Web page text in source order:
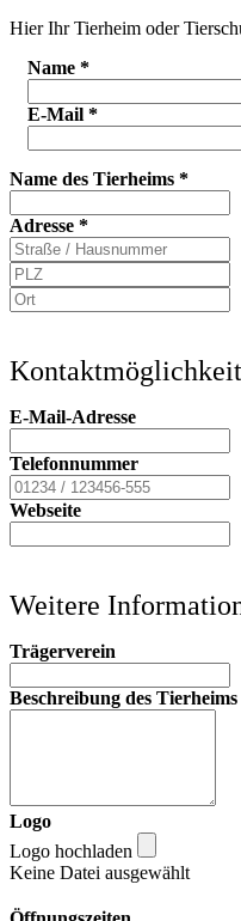
Hier Ihr Tierheim oder
Name *
E-Mail *
Name des Tierheims *
Adresse *
E-Mail-Adresse
Telefonnummer
Webseite
Weitere
Trägerverein
Beschreibung des Tierheims
Logo
Logo hochladen
Keine Datei ausgewählt